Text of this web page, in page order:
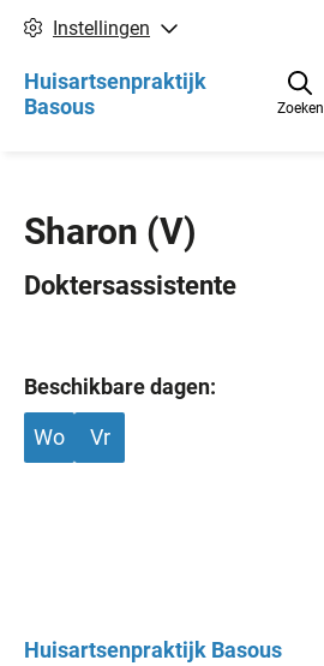
Instellingen
Huisartsenpraktijk
Basous
Zoeken
Sharon (V)
Doktersassistente
Beschikbare dagen:
Wo
Vr
Huisartsenpraktijk Basous